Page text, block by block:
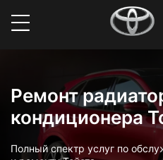
Ремонт
кондиционера
Полный спектр услуг по